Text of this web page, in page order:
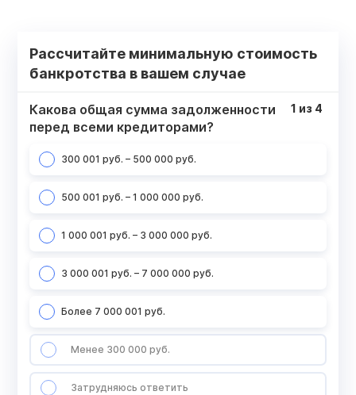
Рассчитайте минимальную стоимость
банкротства в вашем случае
Какова общая сумма задолженности
перед всеми кредиторами?
300 001 руб. – 500 000 руб.
500 001 руб. – 1 000 000 руб.
1 000 001 руб. – 3 000 000 руб.
3 000 001 руб. – 7 000 000 руб.
Более 7 000 001 руб.
Менее 300 000 руб.
Затрудняюсь ответить
1 из 4